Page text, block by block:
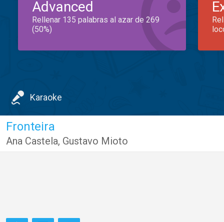
Advanced
Rellenar 135 palabras al azar de 269
(50%)
Karaoke
Fronteira
Ana Castela, Gustavo Mioto